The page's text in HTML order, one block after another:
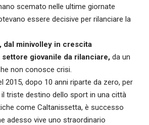
scemato nelle ultime giornate
essere decisive per rilanciare la
dal minivolley in crescita
settore giovanile da rilanciare, da un
non conosce crisi.
2015, dopo 10 anni riparte da zero, per
triste destino dello sport in una città
come Caltanissetta, è successo
adesso vive uno straordinario